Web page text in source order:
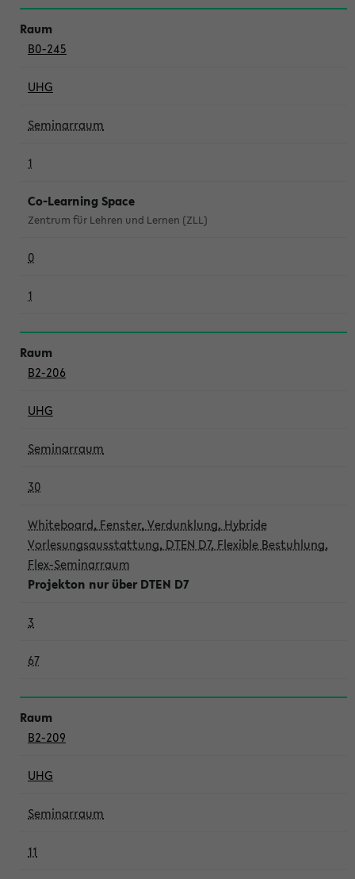
B0-245
UHG
Seminarraum
1
Co-Learning Space
Zentrum für Lehren und Lernen (ZLL)
0
1
B2-206
UHG
Seminarraum
30
Whiteboard, Fenster, Verdunklung, Hybride
Vorlesungsausstattung, DTEN D7, Flexible Bestuhlung,
Flex-Seminarraum
Projekton nur über DTEN D7
3
67
B2-209
UHG
Seminarraum
11